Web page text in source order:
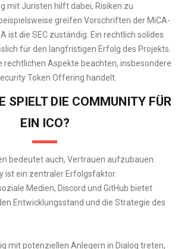
mit Juristen hilft dabei, Risiken zu
greifen Vorschriften der MiCA-
ist die SEC zuständig. Ein rechtlich solides
für den langfristigen Erfolg des Projekts.
rechtlichen Aspekte beachten, insbesondere
Token Offering handelt.
SPIELT DIE COMMUNITY FÜR
EIN ICO?
bedeutet auch, Vertrauen aufzubauen.
ist ein zentraler Erfolgsfaktor.
Medien, Discord und GitHub bietet
Entwicklungsstand und die Strategie des
mit potenziellen Anlegern in Dialog treten,